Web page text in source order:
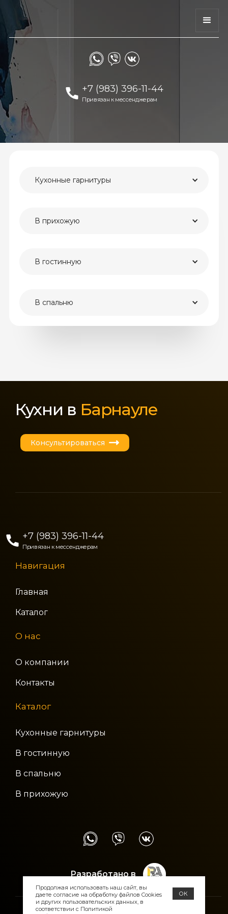
Продолжая использовать наш сайт, вы
даете согласие на обработку файлов Cookies
и других пользовательских данных, в
соответствии с Политикой
ОК
+7 (983) 396-11-44
Привязан к мессенджерам
Кухонные гарнитуры
В прихожую
В гостинную
В спальню
Кухни в Барнауле
Консультироваться
+7 (983) 396-11-44
Привязан к мессенджерам
Навигация
Главная
Каталог
О нас
О компании
Контакты
Каталог
Кухонные гарнитуры
В гостинную
В спальню
В прихожую
Разработано в
Заполняя формы на сайте, вы даёте согласие на